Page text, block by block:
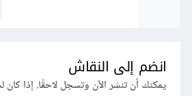
انضم إلى النقاش
يمكنك أن تنشر الآن وتسجل لاحقًا. إذا